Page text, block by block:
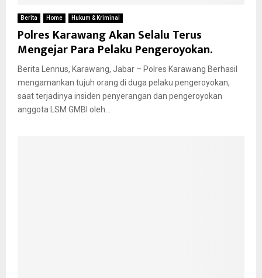
Berita Home Hukum & Kriminal
Polres Karawang Akan Selalu Terus
Mengejar Para Pelaku Pengeroyokan.
Berita Lennus, Karawang, Jabar – Polres Karawang Berhasil
mengamankan tujuh orang di duga pelaku pengeroyokan,
saat terjadinya insiden penyerangan dan pengeroyokan
anggota LSM GMBI oleh...